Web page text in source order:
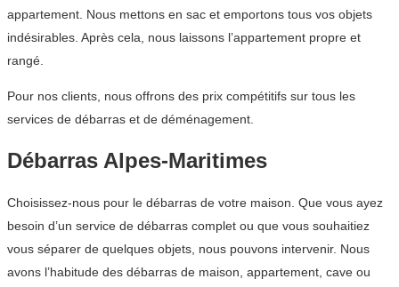
appartement. Nous mettons en sac et emportons tous vos objets
indésirables. Après cela, nous laissons l’appartement propre et
rangé.
Pour nos clients, nous offrons des prix compétitifs sur tous les
services de débarras et de déménagement.
Débarras Alpes-Maritimes
Choisissez-nous pour le débarras de votre maison. Que vous ayez
besoin d’un service de débarras complet ou que vous souhaitiez
vous séparer de quelques objets, nous pouvons intervenir. Nous
avons l’habitude des débarras de maison, appartement, cave ou